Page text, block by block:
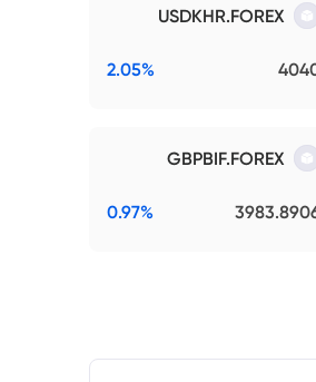
USDKHR.FOREX
2.05%
GBPBIF.FOREX
0.97%